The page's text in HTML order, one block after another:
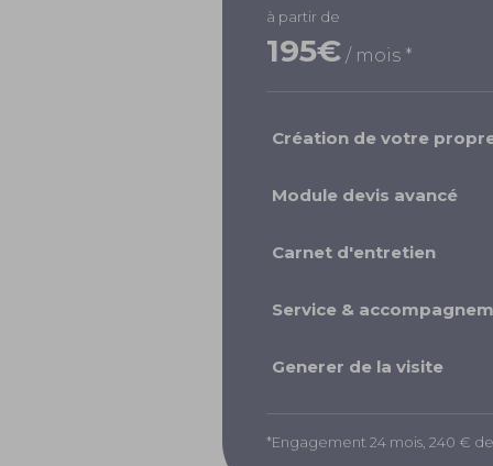
à partir de
195€ / mois *
Création de votre
Module devis avancé
Carnet d'entretien
Service &
Generer de la visite
*Engagement 24 mois, 240 €